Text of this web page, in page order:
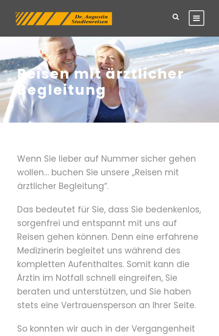
Reisen mit ärztlicher
Begleitung
Wenn Sie lieber auf Nummer sicher gehen
wollen… buchen Sie unsere „Reisen mit
ärztlicher Begleitung“.
Das bedeutet für Sie, dass Sie bedenkenlos,
sorgenfrei und entspannt mit uns auf
Reisen gehen können. Denn eine erfahrene
Medizinerin begleitet uns während des
kompletten Aufenthaltes. Somit kann die
Ärztin im Notfall schnell eingreifen, Sie
beraten und unterstützen, und Sie haben
stets eine Vertrauensperson an Ihrer Seite.
So konnten wir auch in der Vergangenheit